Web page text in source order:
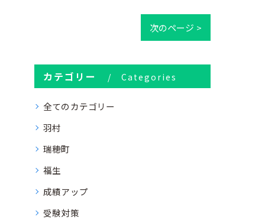
次のページ >
カテゴリー Categories
全てのカテゴリー
羽村
瑞穂町
福生
成績アップ
受験対策